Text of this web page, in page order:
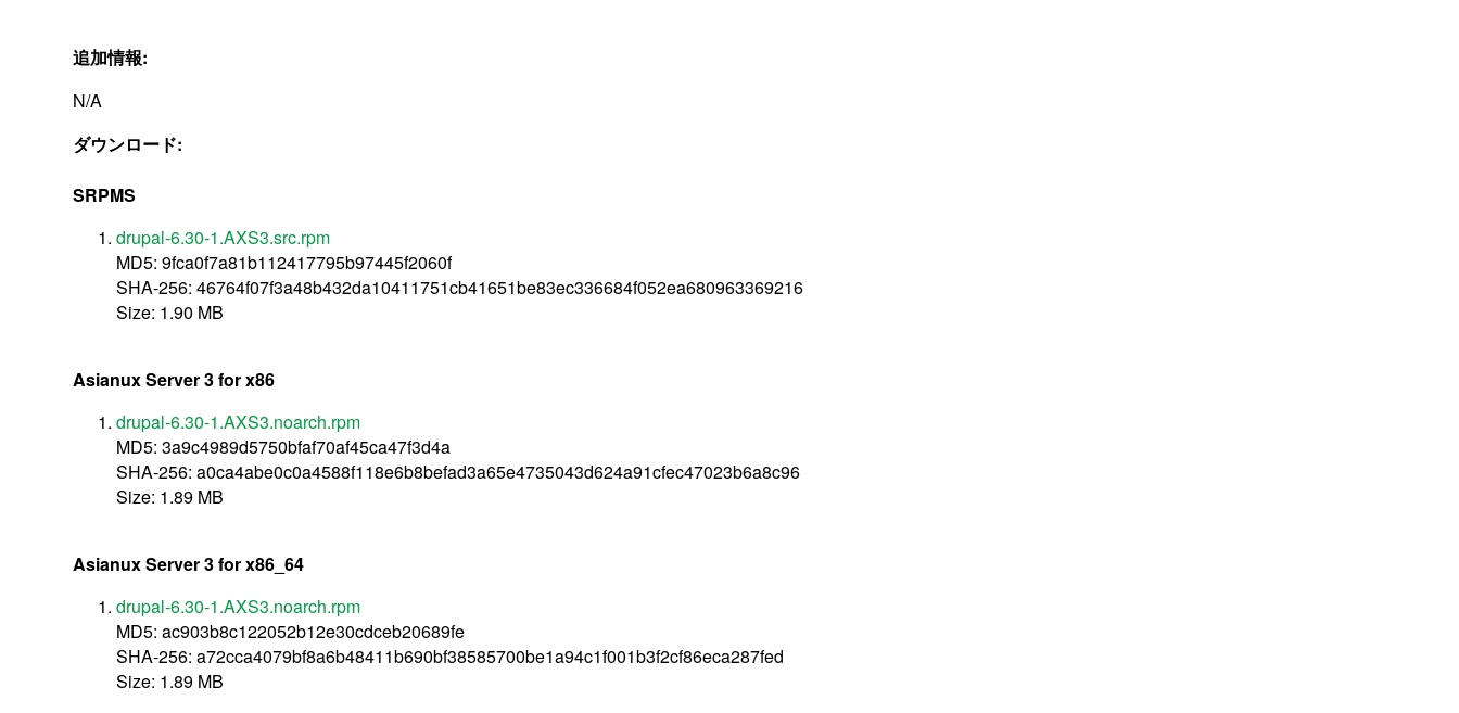
追加情報:
N/A
ダウンロード:
SRPMS
drupal-6.30-1.AXS3.src.rpm
MD5: 9fca0f7a81b112417795b97445f2060f
SHA-256: 46764f07f3a48b432da10411751cb41651be83ec336684f052ea680963369216
Size: 1.90 MB
Asianux Server 3 for x86
drupal-6.30-1.AXS3.noarch.rpm
MD5: 3a9c4989d5750bfaf70af45ca47f3d4a
SHA-256: a0ca4abe0c0a4588f118e6b8befad3a65e4735043d624a91cfec47023b6a8c96
Size: 1.89 MB
Asianux Server 3 for x86_64
drupal-6.30-1.AXS3.noarch.rpm
MD5: ac903b8c122052b12e30cdceb20689fe
SHA-256: a72cca4079bf8a6b48411b690bf38585700be1a94c1f001b3f2cf86eca287fed
Size: 1.89 MB